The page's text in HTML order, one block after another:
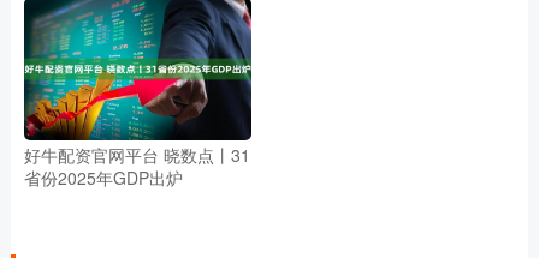
好牛配资官网平台 晓数点丨31
省份2025年GDP出炉